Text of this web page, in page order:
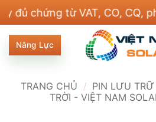
qua
nội
dung
từ VAT, CO, CQ, pháp lý
Năng Lực
TRANG CHỦ / PIN LƯU
TRỜI - VIỆT NAM